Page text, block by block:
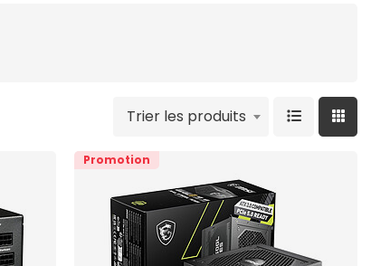
Trier les produits
Promotion